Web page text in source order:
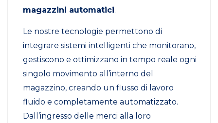
magazzini automatici.
Le nostre tecnologie permettono di
integrare sistemi intelligenti che monitorano,
gestiscono e ottimizzano in tempo reale ogni
singolo movimento all’interno del
magazzino, creando un flusso di lavoro
fluido e completamente automatizzato.
Dall’ingresso delle merci alla loro